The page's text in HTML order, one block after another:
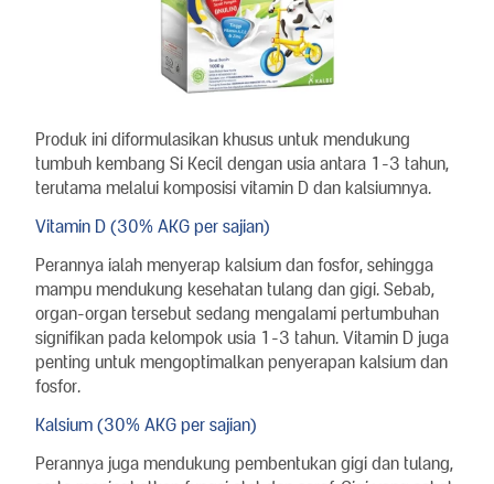
Produk ini diformulasikan khusus untuk mendukung
tumbuh kembang Si Kecil dengan usia antara 1-3 tahun,
terutama melalui komposisi vitamin D dan kalsiumnya.
Vitamin D (30% AKG per sajian)
Perannya ialah menyerap kalsium dan fosfor, sehingga
mampu mendukung kesehatan tulang dan gigi. Sebab,
organ-organ tersebut sedang mengalami pertumbuhan
signifikan pada kelompok usia 1-3 tahun. Vitamin D juga
penting untuk mengoptimalkan penyerapan kalsium dan
fosfor.
Kalsium (30% AKG per sajian)
Perannya juga mendukung pembentukan gigi dan tulang,